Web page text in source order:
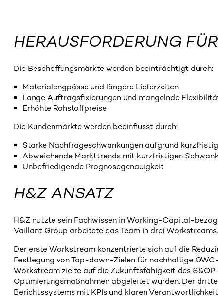
HERAUSFORDERUNG
Die Beschaffungsmärkte werden beeinträchtigt durch:
Materialengpässe und längere Lieferzeiten
Lange Auftragsfixierungen und mangelnde
Erhöhte Rohstoffpreise
Die Kundenmärkte werden beeinflusst durch:
Starke Nachfrageschwankungen aufgrund
Abweichende Markttrends mit kurzfristigen
Unbefriedigende Prognosegenauigkeit
H&Z ANSATZ
H&Z nutzte sein Fachwissen in Working-Capital-
Vaillant Group arbeitete das Team in drei Workstreams.
Der erste Workstream konzentrierte sich auf die
Festlegung von Top-down-Zielen für nachhaltige
Workstream zielte auf die Zukunftsfähigkeit des
Optimierungsmaßnahmen abgeleitet wurden. Der
Berichtssystems mit KPIs und klaren